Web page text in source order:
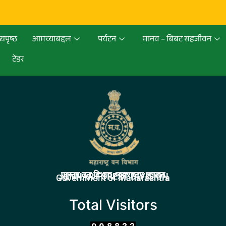
आमच्याबद्दल पर्यटन मानव – बिबट सहजीवन
टेंडर
जुन्नर वन विभाग, महाराष्ट्र शासन
JUNNAR FOREST DIVISION
Government of Maharashtra
Total Visitors